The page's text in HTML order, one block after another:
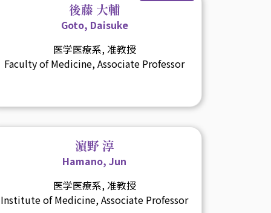
後藤 大輔
Goto, Daisuke
医学医療系, 准教授
Faculty of Medicine, Associate Professor
濵野 淳
Hamano, Jun
医学医療系, 准教授
Institute of Medicine, Associate Professor